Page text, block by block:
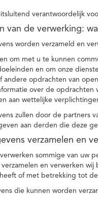
verantwoordelijk
van de verwerking:
worden verzameld en
om met u te kunnen
en om onze
andere opdrachten van
over de opdrachten
aan wettelijke
zullen door de partners
aan derden die deze
verzamelen en
sommige van uw
verzamelen en verwerken
of met betrekking tot
die kunnen worden